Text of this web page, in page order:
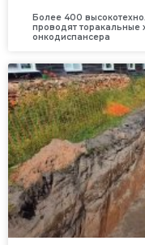
Более 400
проводят торакальные
онкодиспансера